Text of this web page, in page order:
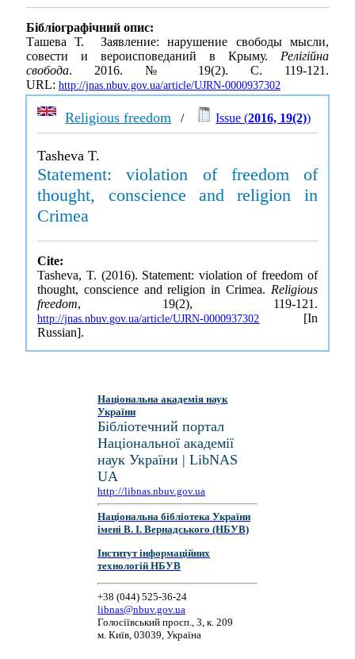
Бібліографічний опис:
Ташева Т. Заявление: нарушение свободы мысли,
совести и вероисповеданий в Крыму. Релігійна
свобода. 2016. № 19(2). С. 119-121.
URL: http://jnas.nbuv.gov.ua/article/UJRN-0000937302
Religious freedom / Issue (2016, 19(2))
Tasheva T.
Statement: violation of freedom of
thought, conscience and religion in
Crimea
Cite:
Tasheva, T. (2016). Statement: violation of freedom of
thought, conscience and religion in Crimea. Religious
freedom, 19(2), 119-121.
http://jnas.nbuv.gov.ua/article/UJRN-0000937302 [In
Russian].
Національна академія наук
України
Бібліотечний портал
Національної академії
наук України | LibNAS
UA
http://libnas.nbuv.gov.ua
Національна бібліотека України
імені В. І. Вернадського (НБУВ)
Інститут інформаційних
технологій НБУВ
+38 (044) 525-36-24
libnas@nbuv.gov.ua
Голосіївський просп., 3, к. 209
м. Київ, 03039, Україна